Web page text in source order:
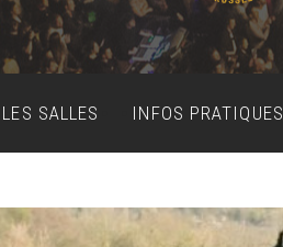
LES SALLES INFOS PRATIQUES